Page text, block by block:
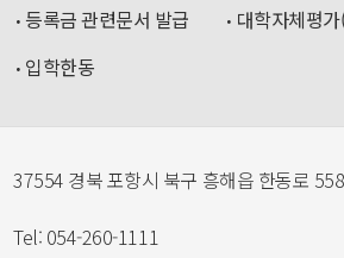
등록금 관련문서 발급
대학자체평
입학한동
37554 경북 포항시 북구 흥해읍 한동로
Tel: 054-260-1111